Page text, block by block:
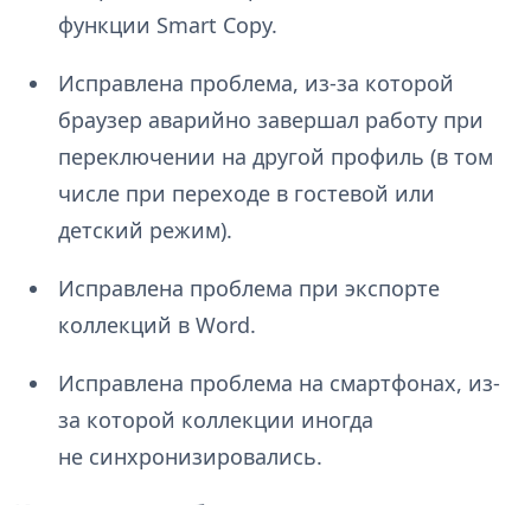
функции Smart Copy.
Исправлена проблема, из-за которой
браузер аварийно завершал работу при
переключении на другой профиль (в том
числе при переходе в гостевой или
детский режим).
Исправлена проблема при экспорте
коллекций в Word.
Исправлена проблема на смартфонах, из-
за которой коллекции иногда
не синхронизировались.